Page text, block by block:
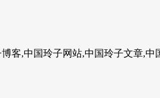
客,中国玲子网站,中国玲子文章,中